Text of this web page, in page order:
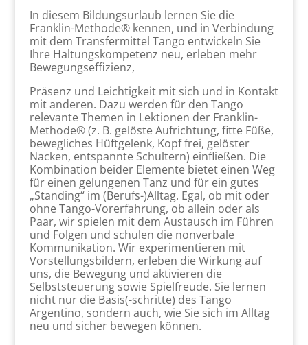
In diesem Bildungsurlaub lernen Sie die
Franklin-Methode® kennen, und in Verbindung
mit dem Transfermittel Tango entwickeln Sie
Ihre Haltungskompetenz neu, erleben mehr
Bewegungseffizienz,
Präsenz und Leichtigkeit mit sich und in Kontakt
mit anderen. Dazu werden für den Tango
relevante Themen in Lektionen der Franklin-
Methode® (z. B. gelöste Aufrichtung, fitte Füße,
bewegliches Hüftgelenk, Kopf frei, gelöster
Nacken, entspannte Schultern) einfließen. Die
Kombination beider Elemente bietet einen Weg
für einen gelungenen Tanz und für ein gutes
„Standing“ im (Berufs-)Alltag. Egal, ob mit oder
ohne Tango-Vorerfahrung, ob allein oder als
Paar, wir spielen mit dem Austausch im Führen
und Folgen und schulen die nonverbale
Kommunikation. Wir experimentieren mit
Vorstellungsbildern, erleben die Wirkung auf
uns, die Bewegung und aktivieren die
Selbststeuerung sowie Spielfreude. Sie lernen
nicht nur die Basis(-schritte) des Tango
Argentino, sondern auch, wie Sie sich im Alltag
neu und sicher bewegen können.